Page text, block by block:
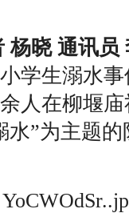
杨晓 通讯员
学生溺水
人在柳堰
水”为主题